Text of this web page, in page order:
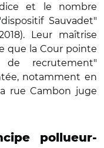
et le nombre
Sauvadet"
Leur maîtrise
que la Cour pointe
recrutement"
notamment en
rue Cambon juge
pollueur-